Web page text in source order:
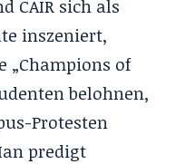
CAIR sich als
inszeniert,
„Champions of
belohnen,
Protesten
predigt